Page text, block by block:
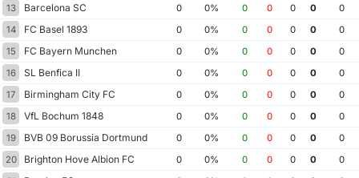
13
Barcelona SC 0 0% 0 0 0 0
0
14
FC Basel 1893 0 0% 0 0 0 0
0
15
FC Bayern Munchen 0 0% 0 0 0 0
0
16
SL Benfica II 0 0% 0 0 0 0
0
17
Birmingham City FC 0 0% 0 0 0 0
0
18
VfL Bochum 1848 0 0% 0 0 0 0
0
19
BVB 09 Borussia Dortmund 0 0% 0 0 0 0
0
20
Brighton Hove Albion FC 0 0% 0 0 0 0
0